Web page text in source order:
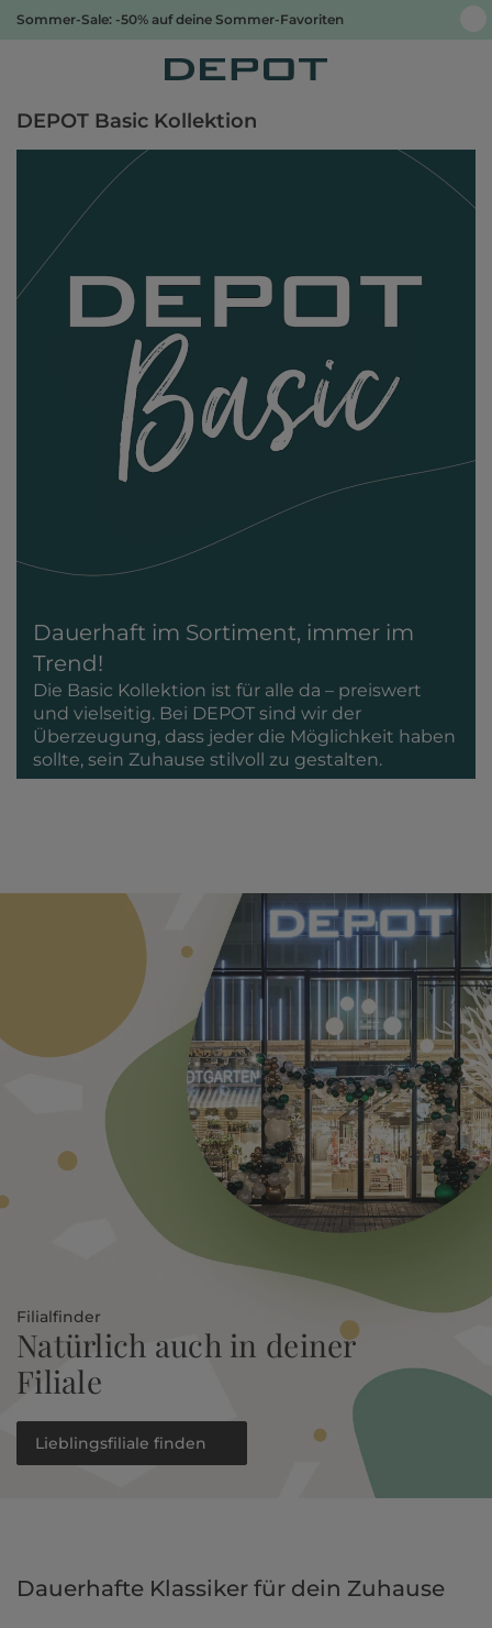
Sommer-Sale: -50% auf deine Sommer-Favoriten
DEPOT Basic Kollektion
Dauerhaft im Sortiment, immer im
Trend!
Die Basic Kollektion ist für alle da – preiswert
und vielseitig. Bei DEPOT sind wir der
Überzeugung, dass jeder die Möglichkeit haben
sollte, sein Zuhause stilvoll zu gestalten.
Filialfinder
Natürlich auch in deiner
Filiale
Lieblingsfiliale finden
Dauerhafte Klassiker für dein Zuhause